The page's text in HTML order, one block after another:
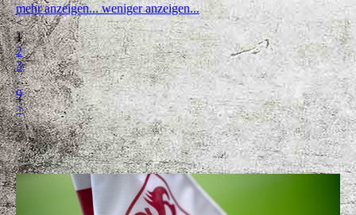
mehr anzeigen...weniger anzeigen...
<
1
2
3
…
9
>